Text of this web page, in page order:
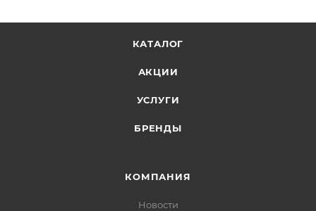
КАТАЛОГ
АКЦИИ
УСЛУГИ
БРЕНДЫ
КОМПАНИЯ
Новости